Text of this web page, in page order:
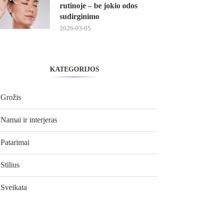
rutinoje – be jokio odos
sudirginimo
2026-03-05
KATEGORIJOS
Grožis
Namai ir interjeras
Patarimai
Stilius
Sveikata